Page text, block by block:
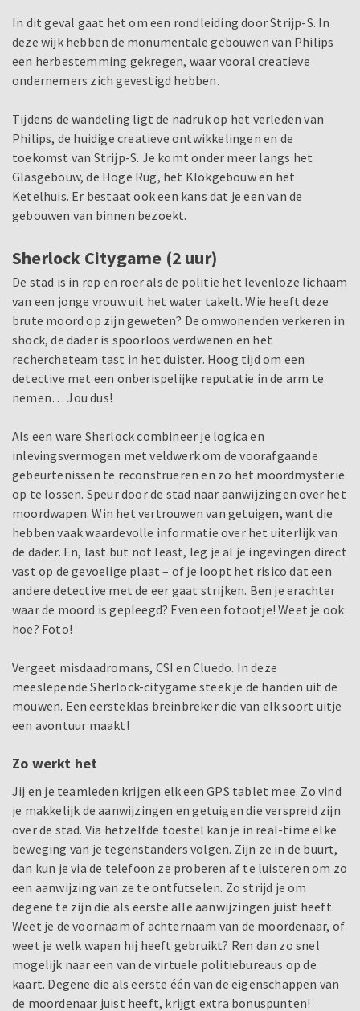
In dit geval gaat het om een rondleiding door Strijp-S. In
deze wijk hebben de monumentale gebouwen van Philips
een herbestemming gekregen, waar vooral creatieve
ondernemers zich gevestigd hebben.
Tijdens de wandeling ligt de nadruk op het verleden van
Philips, de huidige creatieve ontwikkelingen en de
toekomst van Strijp-S. Je komt onder meer langs het
Glasgebouw, de Hoge Rug, het Klokgebouw en het
Ketelhuis. Er bestaat ook een kans dat je een van de
gebouwen van binnen bezoekt.
Sherlock Citygame (2 uur)
De stad is in rep en roer als de politie het levenloze lichaam
van een jonge vrouw uit het water takelt. Wie heeft deze
brute moord op zijn geweten? De omwonenden verkeren in
shock, de dader is spoorloos verdwenen en het
rechercheteam tast in het duister. Hoog tijd om een
detective met een onberispelijke reputatie in de arm te
nemen… Jou dus!
Als een ware Sherlock combineer je logica en
inlevingsvermogen met veldwerk om de voorafgaande
gebeurtenissen te reconstrueren en zo het moordmysterie
op te lossen. Speur door de stad naar aanwijzingen over het
moordwapen. Win het vertrouwen van getuigen, want die
hebben vaak waardevolle informatie over het uiterlijk van
de dader. En, last but not least, leg je al je ingevingen direct
vast op de gevoelige plaat – of je loopt het risico dat een
andere detective met de eer gaat strijken. Ben je erachter
waar de moord is gepleegd? Even een fotootje! Weet je ook
hoe? Foto!
Vergeet misdaadromans, CSI en Cluedo. In deze
meeslepende Sherlock-citygame steek je de handen uit de
mouwen. Een eersteklas breinbreker die van elk soort uitje
een avontuur maakt!
Zo werkt het
Jij en je teamleden krijgen elk een GPS tablet mee. Zo vind
je makkelijk de aanwijzingen en getuigen die verspreid zijn
over de stad. Via hetzelfde toestel kan je in real-time elke
beweging van je tegenstanders volgen. Zijn ze in de buurt,
dan kun je via de telefoon ze proberen af te luisteren om zo
een aanwijzing van ze te ontfutselen. Zo strijd je om
degene te zijn die als eerste alle aanwijzingen juist heeft.
Weet je de voornaam of achternaam van de moordenaar, of
weet je welk wapen hij heeft gebruikt? Ren dan zo snel
mogelijk naar een van de virtuele politiebureaus op de
kaart. Degene die als eerste één van de eigenschappen van
de moordenaar juist heeft, krijgt extra bonuspunten!